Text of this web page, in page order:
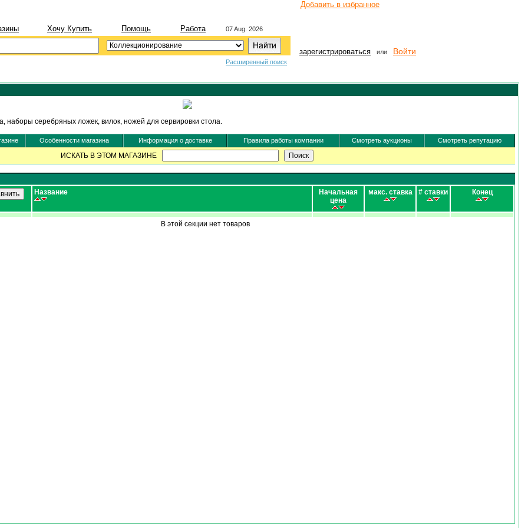
Хочу Купить Помощь Работа
Расширенный поиск
07 Aug. 2026
Добавить в избранное
зарегистрироваться или Войти
наборы серебряных ложек, вилок, ножей для сервировки стола.
Особенности магазина Информация о доставке Правила работы компании Смотреть аукционы Смотреть репутацию
ИСКАТЬ В ЭТОМ МАГАЗИНЕ
Название
Начальная
цена
макс. ставка # ставки Конец
В этой секции нет товаров